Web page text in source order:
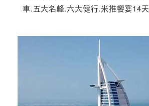
車.五大名峰.六大健行.米推饗宴14天